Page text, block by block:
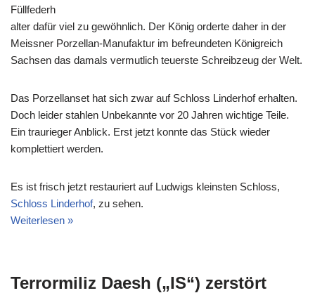
Füllfederh
alter dafür viel zu gewöhnlich. Der König orderte daher in der
Meissner Porzellan-Manufaktur im befreundeten Königreich
Sachsen das damals vermutlich teuerste Schreibzeug der Welt.
Das Porzellanset hat sich zwar auf Schloss Linderhof erhalten.
Doch leider stahlen Unbekannte vor 20 Jahren wichtige Teile.
Ein traurieger Anblick. Erst jetzt konnte das Stück wieder
komplettiert werden.
Es ist frisch jetzt restauriert auf Ludwigs kleinsten Schloss,
Schloss Linderhof, zu sehen.
Weiterlesen »
Terrormiliz Daesh („IS“) zerstört